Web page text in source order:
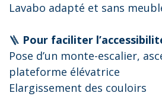
Lavabo adapté et sans
🪜 Pour faciliter
Pose d’un monte-escalier,
plateforme élévatrice
Elargissement des couloirs